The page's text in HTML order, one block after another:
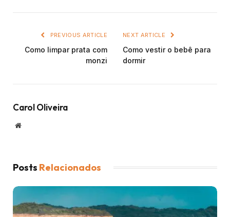
PREVIOUS ARTICLE
Como limpar prata com
monzi
NEXT ARTICLE
Como vestir o bebê para
dormir
Carol Oliveira
Website
Posts Relacionados